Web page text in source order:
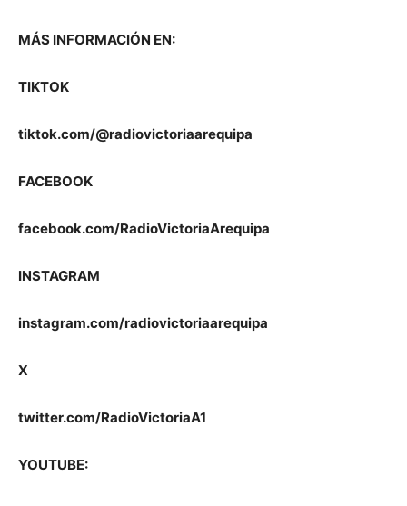
MÁS INFORMACIÓN EN:
TIKTOK
tiktok.com/@radiovictoriaarequipa
FACEBOOK
facebook.com/RadioVictoriaArequipa
INSTAGRAM
instagram.com/radiovictoriaarequipa
X
twitter.com/RadioVictoriaA1
YOUTUBE: